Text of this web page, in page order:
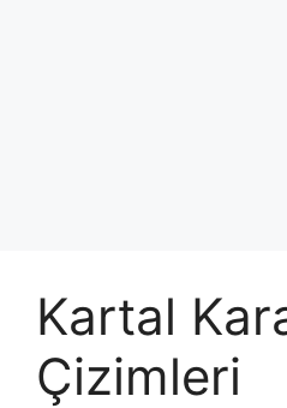
Kartal
Çizimleri